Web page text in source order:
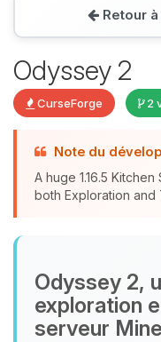
Retour
Odyssey 2
CurseForge 2
Note du
A huge 1.16.5
both Exploration and
Odyssey 2,
exploration
serveur
parler !
assistant